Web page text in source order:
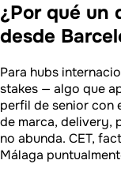
¿Por qué un
desde
Para hubs
stakes — algo que
perfil de senior con
de marca, delivery,
no abunda. CET,
Málaga